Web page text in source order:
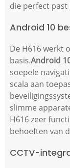
die perfect
Android 10
De H616 werkt
basis.Android
soepele
scala aan
slimme
H616 zeer
behoeften van
CCTV-